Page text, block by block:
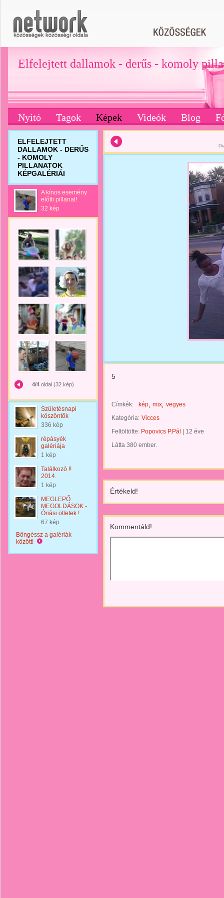
Elfelejtett dallamok - derűs - komoly
Nyitó Tagok Képek Videók Blog
ELFELEJTETT
DALLAMOK - DERŰS
- KOMOLY
PILLANATOK
KÉPGALÉRIÁI
A kínos esemény
előtti pillanat!
32 kép
4/4 oldal (32 kép)
Születésnapi
köszöntők
336 kép
répásyék
galériája
1 kép
Találkozó !!
2014.
1 kép
MEGLEPŐ
MEGOLDÁSOK -
Óriási ötletek !
67 kép
Böngéssz a galériák
között!
5
Címkék: kép mix vegyes
Kategória: Vicces
Feltöltötte: Popovics P.Pál
12 éve
Látta 380 ember.
Értékeld!
Kommentáld!